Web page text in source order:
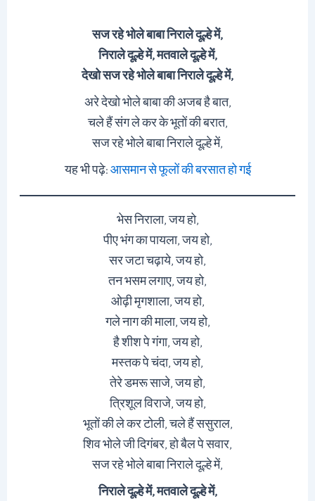
सज रहे भोले बाबा निराले दूल्हे में,
निराले दूल्हे में, मतवाले दूल्हे में,
देखोसज रहे भोले बाबा निराले दूल्हे में,
अरे देखो भोले बाबा की अजब है बात,
चले हैं संग ले कर के भूतों की बरात,
सज रहे भोले बाबा निराले दूल्हे में,
यह भी पढ़े: आसमान से फूलों की बरसात हो गई
भेस निराला, जय हो,
पीए भंग का पायला, जय हो,
सर जटा चढ़ाये, जय हो,
तन भसम लगाए, जय हो,
ओढ़ी मृगशाला, जय हो,
गले नाग की माला, जय हो,
है शीश पे गंगा, जय हो,
मस्तक पे चंदा, जय हो,
तेरे डमरू साजे, जय हो,
त्रिशूल विराजे, जय हो,
भूतों की ले कर टोली, चले हैं ससुराल,
शिव भोले जी दिगंबर, हो बैल पे सवार,
सज रहे भोले बाबा निराले दूल्हे में,
निराले दूल्हे में, मतवाले दूल्हे में,